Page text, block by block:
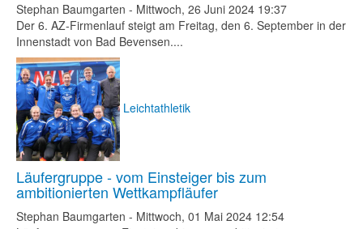
Stephan Baumgarten - Mittwoch, 26 Juni 2024 19:37
Der 6. AZ-Firmenlauf steigt am Freitag, den 6. September in der
Innenstadt von Bad Bevensen....
Leichtathletik
Läufergruppe - vom Einsteiger bis zum
ambitionierten Wettkampfläufer
Stephan Baumgarten - Mittwoch, 01 Mai 2024 12:54